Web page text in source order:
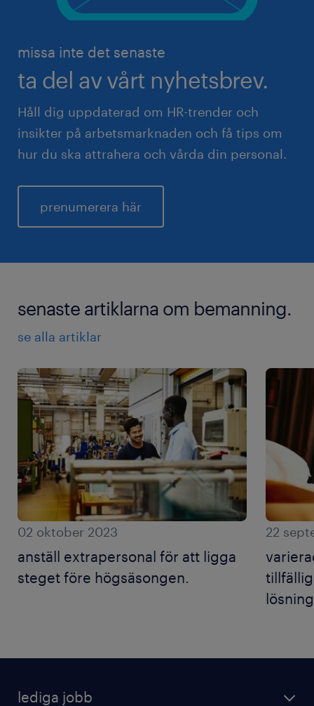
missa inte det senaste
ta del av vårt nyhetsbrev.
Håll dig uppdaterad om HR-trender och
insikter på arbetsmarknaden och få tips om
hur du ska attrahera och vårda din personal.
prenumerera här
senaste artiklarna om bemanning.
se alla artiklar
02 oktober 2023
anställ extrapersonal för att ligga
steget före högsäsongen.
22
lediga jobb